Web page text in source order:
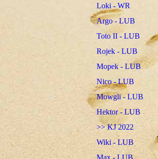
Loki - WR
Argo - LUB
Toto II - LUB
Rojek - LUB
Mopek - LUB
Nico - LUB
Mowgli - LUB
Hektor - LUB
>> KJ 2022
Wiki - LUB
Max - LUB